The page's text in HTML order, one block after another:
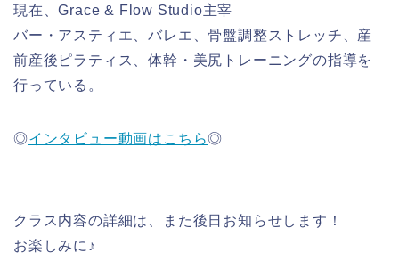
現在、Grace & Flow Studio主宰
バー・アスティエ、バレエ、骨盤調整ストレッチ、産
前産後ピラティス、体幹・美尻トレーニングの指導を
行っている。
◎インタビュー動画はこちら◎
クラス内容の詳細は、また後日お知らせします！
お楽しみに♪